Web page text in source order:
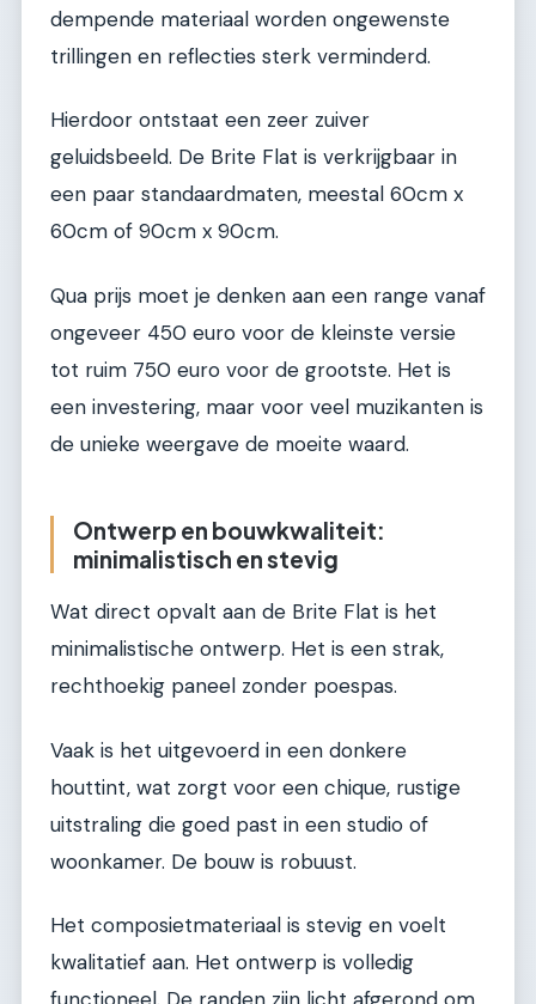
dempende materiaal worden ongewenste
trillingen en reflecties sterk verminderd.
Hierdoor ontstaat een zeer zuiver
geluidsbeeld. De Brite Flat is verkrijgbaar in
een paar standaardmaten, meestal 60cm x
60cm of 90cm x 90cm.
Qua prijs moet je denken aan een range vanaf
ongeveer 450 euro voor de kleinste versie
tot ruim 750 euro voor de grootste. Het is
een investering, maar voor veel muzikanten is
de unieke weergave de moeite waard.
Ontwerp en bouwkwaliteit:
minimalistisch en stevig
Wat direct opvalt aan de Brite Flat is het
minimalistische ontwerp. Het is een strak,
rechthoekig paneel zonder poespas.
Vaak is het uitgevoerd in een donkere
houttint, wat zorgt voor een chique, rustige
uitstraling die goed past in een studio of
woonkamer. De bouw is robuust.
Het composietmateriaal is stevig en voelt
kwalitatief aan. Het ontwerp is volledig